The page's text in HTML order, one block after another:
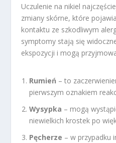
Uczulenie na nikiel
zmiany skórne, które
kontaktu ze szkodliwym
symptomy stają się
ekspozycji i mogą
Rumień – to
pierwszym oznakiem
Wysypka – mogą
niewielkich krostek po
Pęcherze – w przypadku